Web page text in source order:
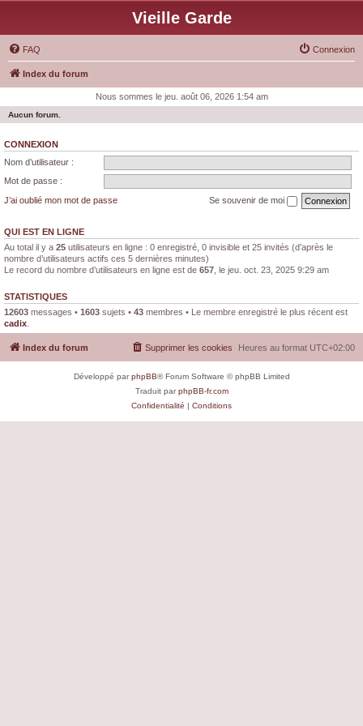
Vieille Garde
FAQ Connexion
Index du forum
Nous sommes le jeu. août 06, 2026 1:54 am
Aucun forum.
CONNEXION
Nom d’utilisateur :
Mot de passe :
J’ai oublié mon mot de passe
Se souvenir de moi
QUI EST EN LIGNE
Au total il y a 25 utilisateurs en ligne : 0 enregistré, 0 invisible et 25 invités (d’après le
nombre d’utilisateurs actifs ces 5 dernières minutes)
Le record du nombre d’utilisateurs en ligne est de 657 , le jeu. oct. 23, 2025 9:29 am
STATISTIQUES
12603 messages • 1603 sujets • 43 membres • Le membre enregistré le plus récent est
cadix
Index du forum Heures au format UTC+02:00
Supprimer les cookies
Développé parphpBB® Forum Software © phpBB Limited
Traduit parphpBB-fr.com
Confidentialité | Conditions